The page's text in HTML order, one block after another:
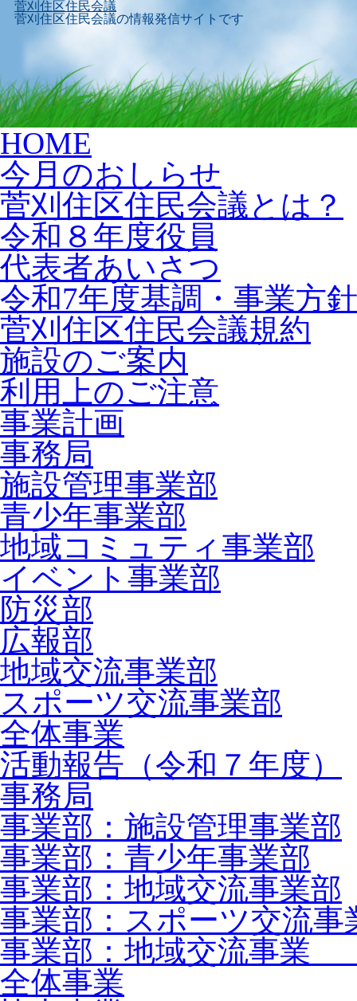
菅刈住区住民会議
菅刈住区住民会議の情報発信サイトです
Skip
to
content
HOME
今月のおしらせ
菅刈住区住民会議とは？
令和８年度役員
代表者あいさつ
令和7年度基調・事業方針
菅刈住区住民会議規約
施設のご案内
利用上のご注意
事業計画
事務局
施設管理事業部
青少年事業部
地域コミュティ事業部
イベント事業部
防災部
広報部
地域交流事業部
スポーツ交流事業部
全体事業
活動報告（令和７年度）
事務局
事業部：施設管理事業部
事業部：青少年事業部
事業部：地域交流事業部
事業部：スポーツ交流事
事業部：地域交流事業
全体事業